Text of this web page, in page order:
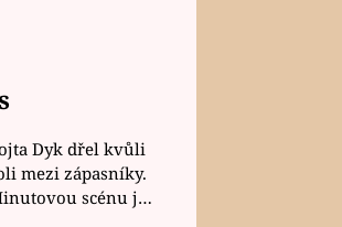
Dyk dřel kvůli
mezi zápasníky.
scénu jel